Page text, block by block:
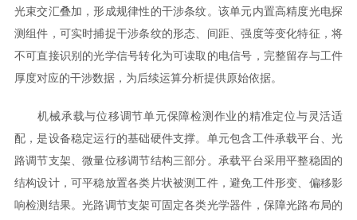
光束交汇叠加，形成规律性的干涉条纹。该单元内置高精度光电探
测组件，可实时捕捉干涉条纹的形态、间距、强度等变化特征，将
不可直接识别的光学信号转化为可读取的电信号，完整留存与工件
厚度对应的干涉数据，为后续运算分析提供原始依据。
机械承载与位移调节单元保障检测作业的精准定位与灵活适
配，是设备稳定运行的基础硬件支撑。单元包含工件承载平台、光
路调节支架、微量位移调节结构三部分。承载平台采用平整稳固的
结构设计，可平稳放置各类片状被测工件，避免工件形变、偏移影
响检测结果。光路调节支架可固定各类光学器件，保障光路布局的